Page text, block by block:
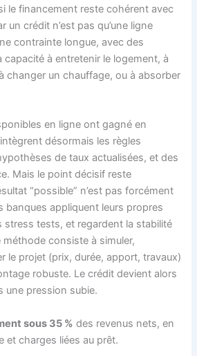
le financement reste cohérent avec
un crédit n’est pas qu’une ligne
contrainte longue, avec des
capacité à entretenir le logement, à
changer un chauffage, ou à absorber
en ligne ont gagné en
désormais les règles
de taux actualisées, et des
Mais le point décisif reste
“possible” n’est pas forcément
banques appliquent leurs propres
stress tests, et regardent la stabilité
consiste à simuler,
le projet (prix, durée, apport, travaux)
robuste. Le crédit devient alors
une pression subie.
sous 35 % des revenus nets, en
et charges liées au prêt.